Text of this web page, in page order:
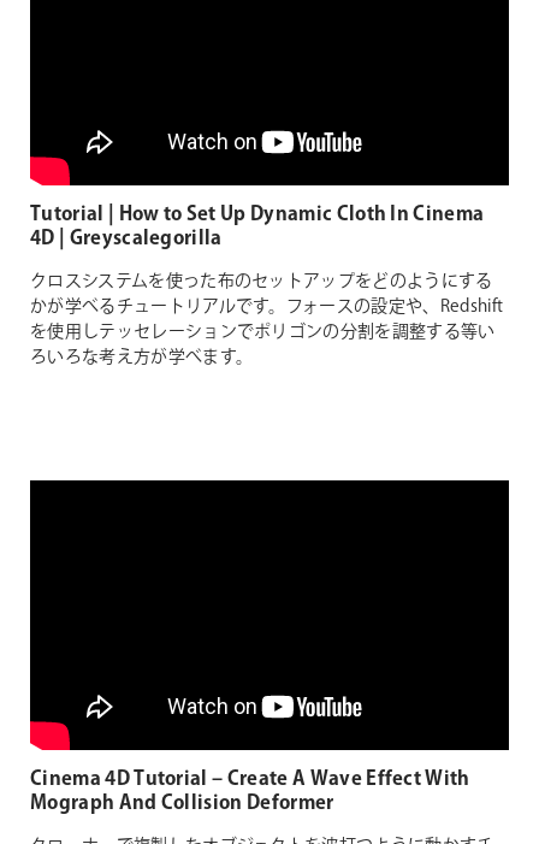
Tutorial | How to Set Up Dynamic Cloth In Cinema
4D | Greyscalegorilla
クロスシステムを使った布のセットアップをどのようにする
かが学べるチュートリアルです。フォースの設定や、Redshift
を使用しテッセレーションでポリゴンの分割を調整する等い
ろいろな考え方が学べます。
Cinema 4D Tutorial – Create A Wave Effect With
Mograph And Collision Deformer